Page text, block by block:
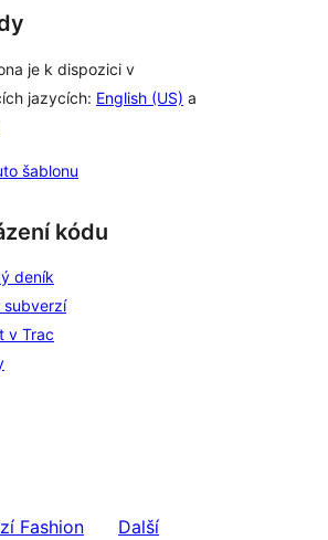
je k dispozici v
jazycích: English (US) a
šablonu
kódu
deník
subverzí
v Trac
Fashion
Další